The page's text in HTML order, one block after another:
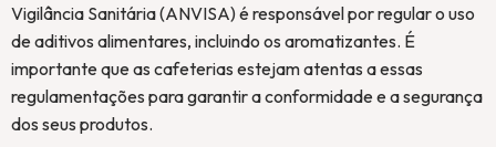
Vigilância Sanitária (ANVISA) é responsável por regular o uso
de aditivos alimentares, incluindo os aromatizantes. É
importante que as cafeterias estejam atentas a essas
regulamentações para garantir a conformidade e a segurança
dos seus produtos.